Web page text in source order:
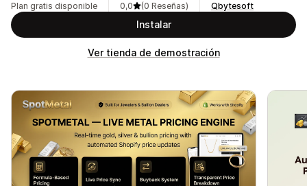
Plan gratis disponible
0,0
(0 Reseñas)
Qbytesoft
Instalar
Ver tienda de demostración